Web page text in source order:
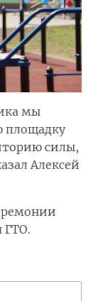
мы
площадку
силы,
Алексей
ГТО.